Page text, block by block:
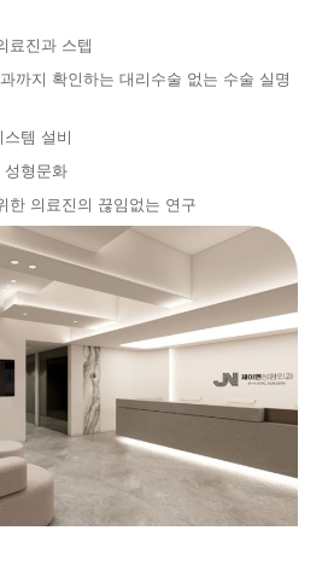
료진과 스텝
까지 확인하는 대리수술 없는 수술 실명
템 설비
성형문화
한 의료진의 끊임없는 연구